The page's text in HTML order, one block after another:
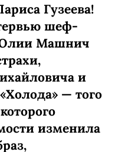
Гузеева!
шеф-
Юлии Машнич
и
— того
изменила